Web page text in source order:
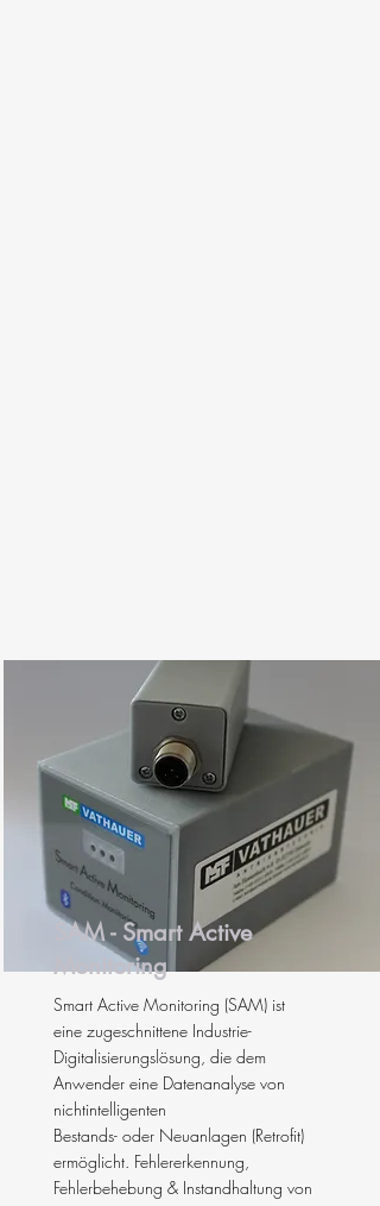
SAM - Smart Active
Monitoring
Smart Active Monitoring (SAM) ist
eine zugeschnittene Industrie-
Digitalisierungslösung, die dem
Anwender eine Datenanalyse von
nichtintelligenten
Bestands- oder Neuanlagen (Retrofit)
ermöglicht. Fehlererkennung,
Fehlerbehebung & Instandhaltung von